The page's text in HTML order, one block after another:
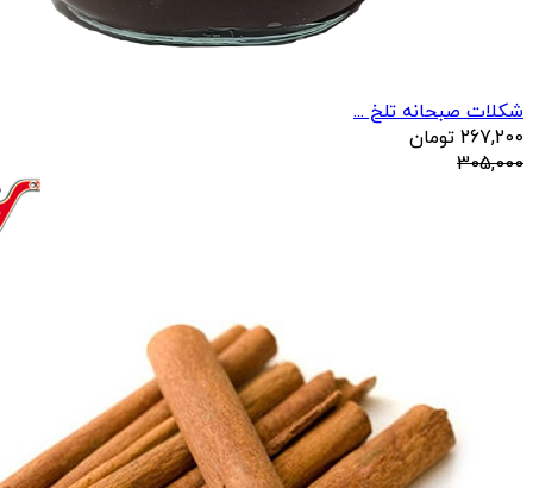
شکلات صبحانه تلخ ...
267,200 تومان
305,000